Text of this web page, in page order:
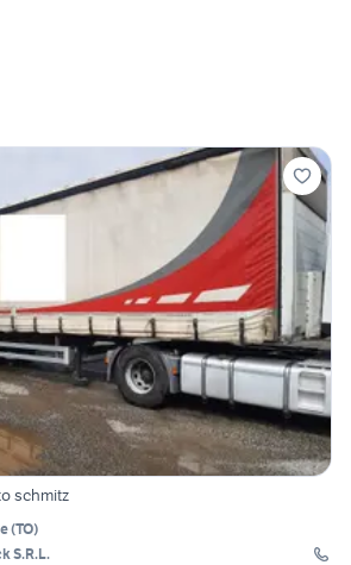
schmitz
(TO)
S.R.L.